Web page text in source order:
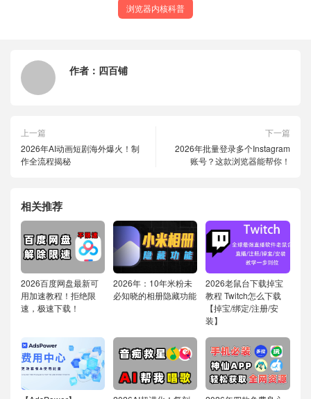
浏览器内核科普
作者： 四百铺
上一篇
2026年AI动画短剧海外爆火！制
作全流程揭秘
下一篇
2026年批量登录多个Instagram
账号？这款浏览器能帮你！
相关推荐
2026百度网盘最新可
用加速教程！拒绝限
速，极速下载！
2026年：10年米粉未
必知晓的相册隐藏功能
2026老鼠台下载掉宝
教程 Twitch怎么下载
【掉宝/绑定/注册/安
装】